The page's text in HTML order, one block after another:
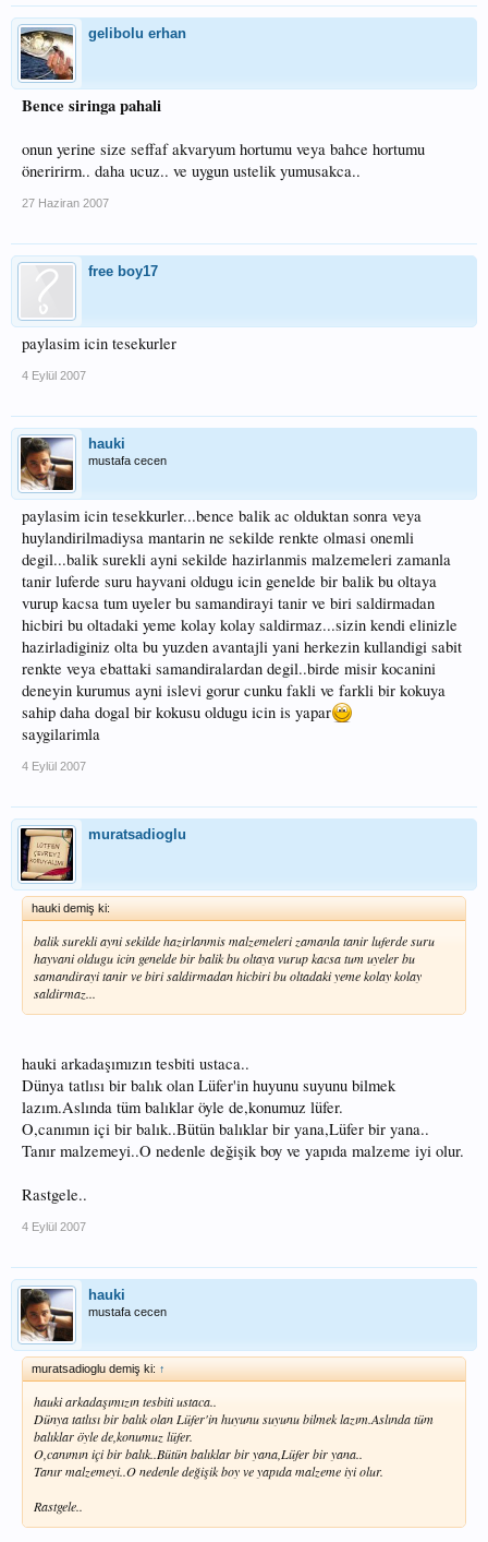
gelibolu erhan
Bence siringa pahali
onun yerine size seffaf akvaryum hortumu veya bahce hortumu
öneririrm.. daha ucuz.. ve uygun ustelik yumusakca..
27 Haziran 2007
free boy17
paylasim icin tesekurler
4 Eylül 2007
hauki
mustafa cecen
paylasim icin tesekkurler...bence balik ac olduktan sonra veya
huylandirilmadiysa mantarin ne sekilde renkte olmasi onemli
degil...balik surekli ayni sekilde hazirlanmis malzemeleri zamanla
tanir luferde suru hayvani oldugu icin genelde bir balik bu oltaya
vurup kacsa tum uyeler bu samandirayi tanir ve biri saldirmadan
hicbiri bu oltadaki yeme kolay kolay saldirmaz...sizin kendi elinizle
hazirladiginiz olta bu yuzden avantajli yani herkezin kullandigi sabit
renkte veya ebattaki samandiralardan degil..birde misir kocanini
deneyin kurumus ayni islevi gorur cunku fakli ve farkli bir kokuya
sahip daha dogal bir kokusu oldugu icin is yapar
saygilarimla
4 Eylül 2007
muratsadioglu
hauki demiş ki:
balik surekli ayni sekilde hazirlanmis malzemeleri zamanla tanir luferde suru
hayvani oldugu icin genelde bir balik bu oltaya vurup kacsa tum uyeler bu
samandirayi tanir ve biri saldirmadan hicbiri bu oltadaki yeme kolay kolay
saldirmaz...
hauki arkadaşımızın tesbiti ustaca..
Dünya tatlısı bir balık olan Lüfer'in huyunu suyunu bilmek
lazım.Aslında tüm balıklar öyle de,konumuz lüfer.
O,canımın içi bir balık..Bütün balıklar bir yana,Lüfer bir yana..
Tanır malzemeyi..O nedenle değişik boy ve yapıda malzeme iyi olur.
Rastgele..
4 Eylül 2007
hauki
mustafa cecen
muratsadioglu demiş ki: ↑
hauki arkadaşımızın tesbiti ustaca..
Dünya tatlısı bir balık olan Lüfer'in huyunu suyunu bilmek lazım.Aslında tüm
balıklar öyle de,konumuz lüfer.
O,canımın içi bir balık..Bütün balıklar bir yana,Lüfer bir yana..
Tanır malzemeyi..O nedenle değişik boy ve yapıda malzeme iyi olur.
Rastgele..